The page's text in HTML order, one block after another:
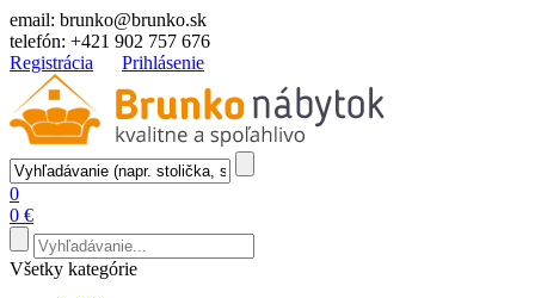
email: brunko@brunko.sk
telefón: +421 902 757 676
Registrácia
Prihlásenie
0
0 €
Všetky kategórie